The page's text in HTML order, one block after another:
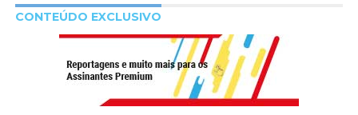
CONTEÚDO EXCLUSIVO